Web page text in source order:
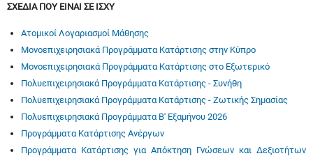
ΣΧΕΔΙΑ ΠΟΥ ΕΙΝΑΙ ΣΕ ΙΣΧΥ
Ατομικοί Λογαριασμοί Μάθησης
Μονοεπιχειρησιακά Προγράμματα Κατάρτισης στην Κύπρο
Μονοεπιχειρησιακά Προγράμματα Κατάρτισης στο Εξωτερικό
Πολυεπιχειρησιακά Προγράμματα Κατάρτισης - Συνήθη
Πολυεπιχειρησιακά Προγράμματα Κατάρτισης - Ζωτικής Σημασίας
Πολυεπιχειρησιακά Προγράμματα Β' Εξαμήνου 2026
Προγράμματα Κατάρτισης Ανέργων
Προγράμματα Κατάρτισης για Απόκτηση Γνώσεων και Δεξιοτήτων